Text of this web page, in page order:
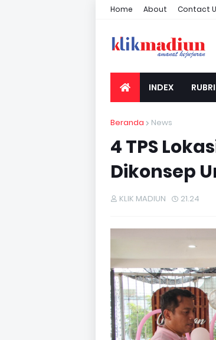
Home About Contact
INDEX
Beranda News
4 TPS
Dikonsep
KLIK MADIUN 21.24